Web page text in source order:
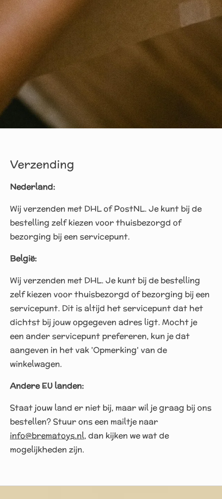
Verzending
Nederland:
Wij verzenden met DHL of PostNL. Je kunt bij de
bestelling zelf kiezen voor thuisbezorgd of
bezorging bij een servicepunt.
België:
Wij verzenden met DHL. Je kunt bij de bestelling
zelf kiezen voor thuisbezorgd of bezorging bij een
servicepunt. Dit is altijd het servicepunt dat het
dichtst bij jouw opgegeven adres ligt. Mocht je
een ander servicepunt prefereren, kun je dat
aangeven in het vak 'Opmerking' van de
winkelwagen.
Andere EU landen:
Staat jouw land er niet bij, maar wil je graag bij ons
bestellen? Stuur ons een mailtje naar
info@brematoys.nl, dan kijken we wat de
mogelijkheden zijn.